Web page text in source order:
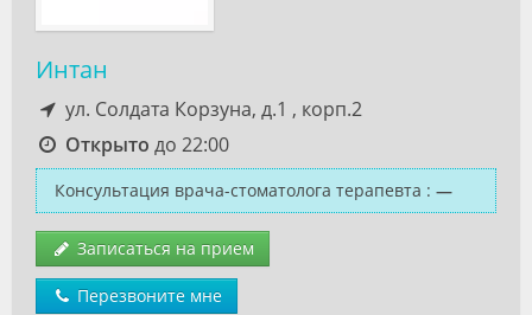
Интан
ул. Солдата Корзуна, д.1 , корп.2
Открыто до 22:00
Консультация врача-стоматолога терапевта : —
Записаться на прием
Перезвоните мне